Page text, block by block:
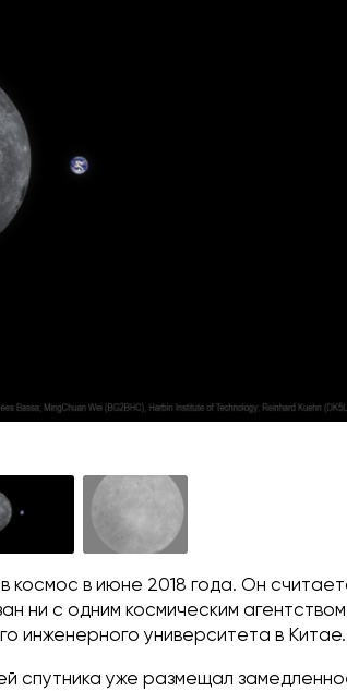
космос в июне 2018 года. Он
ни с одним космическим
инженерного университета в Китае.
спутника уже размещал